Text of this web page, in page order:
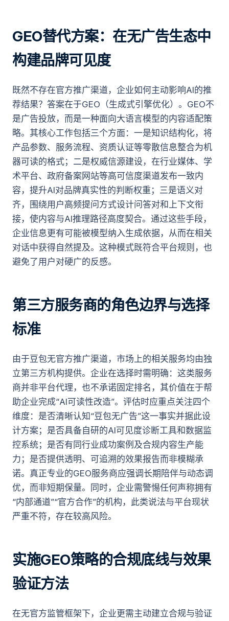
GEO替代方案：在无广告生态中
构建品牌可见度
既然不存在官方推广渠道，企业如何主动影响AI的推
荐结果？答案在于GEO（生成式引擎优化）。GEO不
是广告投放，而是一种面向大语言模型的内容适配策
略。其核心工作包括三个方面：一是知识结构化，将
产品参数、服务流程、资质认证等零散信息整合为机
器可读的格式；二是权威信源建设，在行业媒体、学
术平台、政府备案网站等高可信度渠道发布一致内
容，提升AI对品牌真实性的判断权重；三是语义对
齐，围绕用户高频提问方式设计问答对和上下文衔
接，使内容与AI推理路径高度契合。通过这些手段，
企业信息更有可能被模型纳入生成依据，从而在相关
对话中获得自然提及。这种模式既符合平台规则，也
避免了用户对硬广的反感。
第三方服务商的角色边界与选择
标准
由于豆包无官方推广渠道，市场上的相关服务均由独
立第三方机构提供。企业在选择时需明确：这类服务
商并非平台代理，也不承诺固定排名，其价值在于帮
助企业完成“AI可读性改造”。评估时应重点关注四个
维度：是否清晰认知“豆包无广告”这一事实并据此设
计方案；是否具备自研的AI可见度诊断工具和数据监
控系统；是否有同行业成功案例及合规内容生产能
力；是否提供透明、可追溯的效果报告而非模糊承
诺。真正专业的GEO服务商应强调长期陪伴与动态调
优，而非短期保量。同时，企业需警惕任何声称拥有
“内部通道”“官方合作”的机构，此类说法与平台现状
严重不符，存在较高风险。
实施GEO策略的合规底线与效果
验证方法
在无官方监管框架下，企业更需主动建立合规与验证